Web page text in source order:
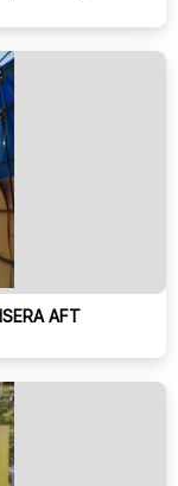
AFT